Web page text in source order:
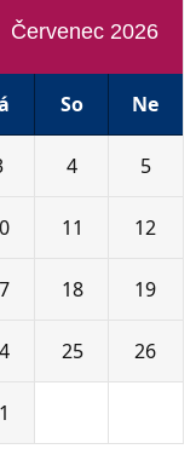
Červenec 2026
So Ne
4 5
11 12
18 19
25 26